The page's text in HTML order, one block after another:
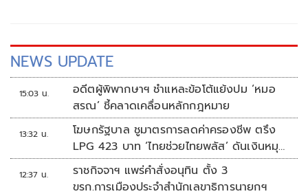
NEWS UPDATE
15:03 น.
อดีตผู้พิพากษาฯ ชำแหละข้อโต้แย้งปม ‘หมอ
สรณ’ ชี้คลาดเคลื่อนหลักกฎหมาย
13:32 น.
โฆษกรัฐบาล ชูมาตรการลดค่าครองชีพ ตรึง
LPG 423 บาท ‘ไทยช่วยไทยพลัส’ ดันเงินหมุน
แสนล้าน
12:37 น.
ราชกิจจาฯ แพร่คำสั่งอนุทิน ตั้ง 3
ขรก.การเมืองประจำสำนักเลขาธิการนายกฯ